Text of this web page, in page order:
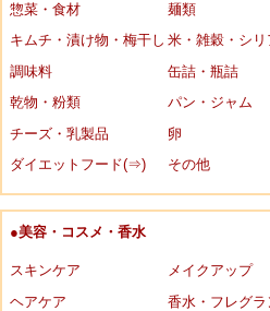
惣菜・食材
麺類
キムチ・漬け物・梅干し 米・雑穀・シリ
調味料
缶詰・瓶詰
乾物・粉類
パン・ジャム
チーズ・乳製品
卵
ダイエットフード(⇒)
その他
●美容・コスメ・香水
スキンケア
メイクアップ
ヘアケア
香水・フレグラ